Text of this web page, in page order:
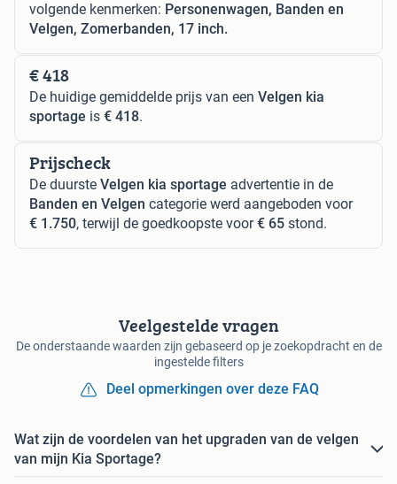
volgende kenmerken: Personenwagen, Banden en
Velgen, Zomerbanden, 17 inch.
€ 418
De huidige gemiddelde prijs van een Velgen kia
sportage is € 418.
Prijscheck
De duurste Velgen kia sportage advertentie in de
Banden en Velgen categorie werd aangeboden voor
€ 1.750, terwijl de goedkoopste voor€ 65 stond.
Veelgestelde vragen
De onderstaande waarden zijn gebaseerd op je zoekopdracht en de
ingestelde filters
Deel opmerkingen over deze FAQ
Wat zijn de voordelen van het upgraden van de velgen
van mijn Kia Sportage?